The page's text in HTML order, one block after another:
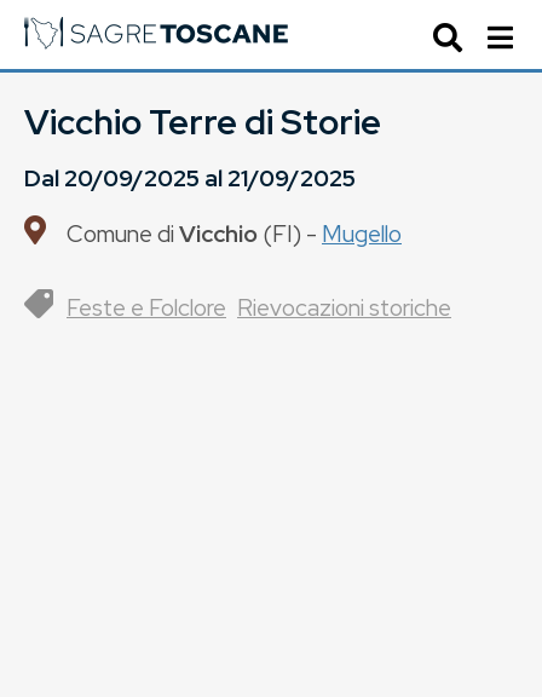
Vicchio Terre di Storie
Dal20/09/2025 al21/09/2025
Comune diVicchio(FI) - Mugello
Feste e Folclore Rievocazioni storiche